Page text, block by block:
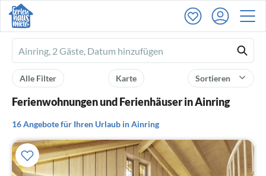
Ferienhausmiete
logo
Sortieren
Karte
Alle Filter
Ferienwohnungen und Ferienhäuser in Ainring
16 Angebote für Ihren Urlaub in Ainring